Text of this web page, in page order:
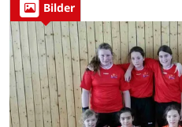
Bilder